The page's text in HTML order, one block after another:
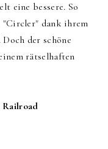
eine bessere. So
"Circler" dank ihrem
der schöne
rätselhaften
Railroad